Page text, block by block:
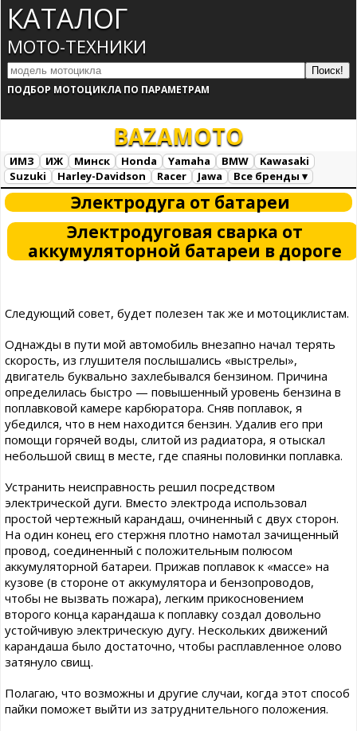
КАТАЛОГ
МОТО-ТЕХНИКИ
ПОДБОР МОТОЦИКЛА ПО ПАРАМЕТРАМ
BAZAMOTO
ИМЗ ИЖ Минск Honda Yamaha BMW
Kawasaki
Suzuki
Harley-Davidson Racer Jawa
Все бренды ▾
Все марки
Загрузка...
Электродуга от батареи
Электродуговая сварка от
аккумуляторной батареи в дороге
Следующий совет, будет полезен так же и мотоциклистам.
Однажды в пути мой автомобиль внезапно начал терять
скорость, из глушителя послышались «выстрелы»,
двигатель буквально захлебывался бензином. Причина
определилась быстро — повышенный уровень бензина в
поплавковой камере карбюратора. Сняв поплавок, я
убедился, что в нем находится бензин. Удалив его при
помощи горячей воды, слитой из радиатора, я отыскал
небольшой свищ в месте, где спаяны половинки поплавка.
Устранить неисправность решил посредством
электрической дуги. Вместо электрода использовал
простой чертежный карандаш, очиненный с двух сторон.
На один конец его стержня плотно намотал зачищенный
провод, соединенный с положительным полюсом
аккумуляторной батареи. Прижав поплавок к «массе» на
кузове (в стороне от аккумулятора и бензопроводов,
чтобы не вызвать пожара), легким прикосновением
второго конца карандаша к поплавку создал довольно
устойчивую электрическую дугу. Нескольких движений
карандаша было достаточно, чтобы расплавленное олово
затянуло свищ.
Полагаю, что возможны и другие случаи, когда этот способ
пайки поможет выйти из затруднительного положения.